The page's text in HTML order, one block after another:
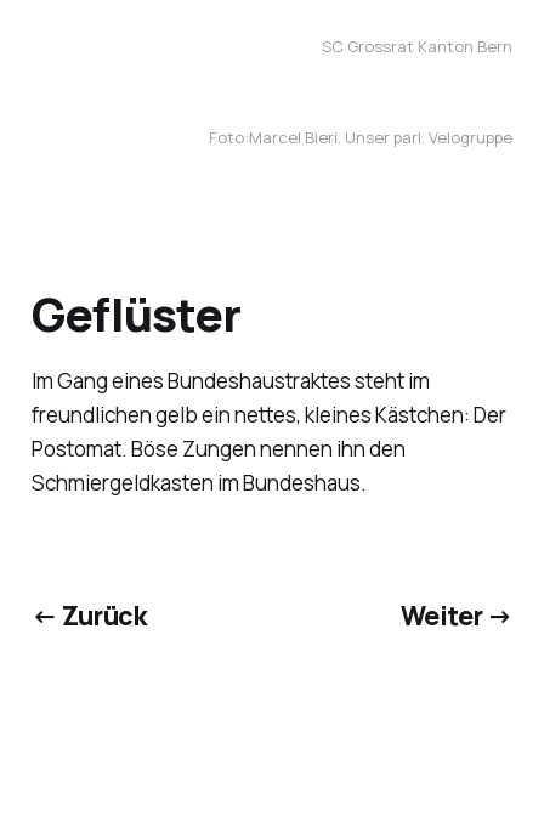
SC Grossrat Kanton Bern
Foto:Marcel Bieri. Unser parl. Velogruppe
Geflüster
Im Gang eines Bundeshaustraktes steht im
freundlichen gelb ein nettes, kleines Kästchen: Der
Postomat. Böse Zungen nennen ihn den
Schmiergeldkasten im Bundeshaus.
← Zurück Weiter →